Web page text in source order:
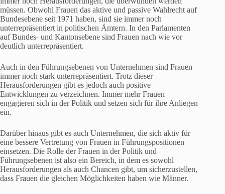
müssen. Obwohl Frauen das aktive und passive Wahlrecht auf
Bundesebene seit 1971 haben, sind sie immer noch
unterrepräsentiert in politischen Ämtern. In den Parlamenten
auf Bundes- und Kantonsebene sind Frauen nach wie vor
deutlich unterrepräsentiert.
Auch in den Führungsebenen von Unternehmen sind Frauen
immer noch stark unterrepräsentiert. Trotz dieser
Herausforderungen gibt es jedoch auch positive
Entwicklungen zu verzeichnen. Immer mehr Frauen
engagieren sich in der Politik und setzen sich für ihre Anliegen
ein.
Darüber hinaus gibt es auch Unternehmen, die sich aktiv für
eine bessere Vertretung von Frauen in Führungspositionen
einsetzen. Die Rolle der Frauen in der Politik und
Führungsebenen ist also ein Bereich, in dem es sowohl
Herausforderungen als auch Chancen gibt, um sicherzustellen,
dass Frauen die gleichen Möglichkeiten haben wie Männer.